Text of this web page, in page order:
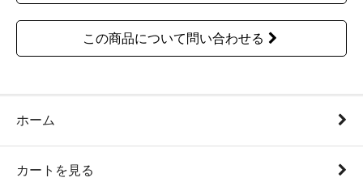
この商品について問い合わせる
ホーム
カートを見る